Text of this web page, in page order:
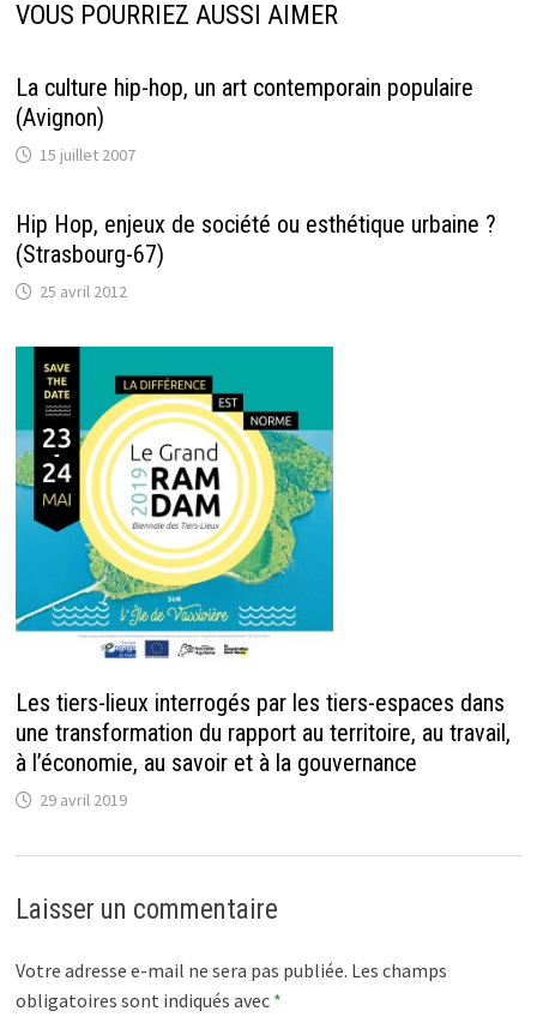
VOUS POURRIEZ AUSSI AIMER
La culture hip-hop, un art contemporain populaire
(Avignon)
15 juillet 2007
Hip Hop, enjeux de société ou esthétique urbaine ?
(Strasbourg-67)
25 avril 2012
Les tiers-lieux interrogés par les tiers-espaces dans
une transformation du rapport au territoire, au travail,
à l’économie, au savoir et à la gouvernance
29 avril 2019
Laisser un commentaire
Votre adresse e-mail ne sera pas publiée. Les champs
obligatoires sont indiqués avec *